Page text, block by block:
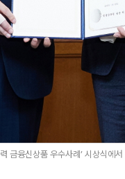
융신상품 우수사례’ 시상식에